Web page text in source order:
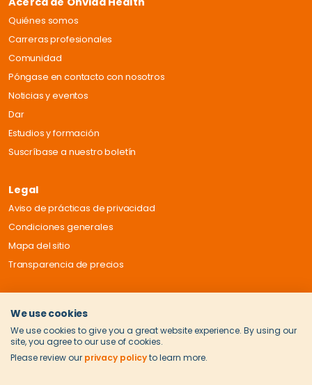
Quiénes somos
Carreras profesionales
Comunidad
Póngase en contacto con nosotros
Noticias y eventos
Dar
Estudios y formación
Suscríbase a nuestro boletín
Legal
Aviso de prácticas de privacidad
Condiciones generales
Mapa del sitio
Transparencia de precios
We use cookies
We use cookies to give you a great website experience. By using our
site, you agree to our use of cookies.
Please review our privacy policyto learn more.